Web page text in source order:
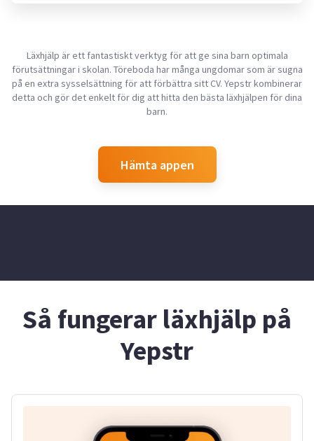
Läxhjälp är ett fantastiskt verktyg för att ge sina barn optimala
förutsättningar i skolan. Töreboda har många ungdomar som är sugna
på en extra sysselsättning för att förbättra sitt CV. Yepstr kombinerar
detta och gör det enkelt för dig att hitta den bästa läxhjälpen för dina
barn.
Hämta appen
Så fungerar läxhjälp på
Yepstr